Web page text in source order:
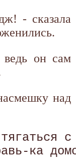
- сказала
ведь он сам
над